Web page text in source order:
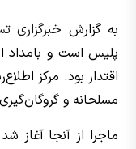
به گزارش خبرگزاری
پلیس است و بامداد
اقتدار بود. مرکز
مسلحانه و
ماجرا از آنجا